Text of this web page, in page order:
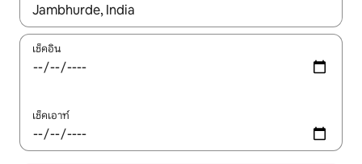
ใช้ลูกศรขึ้นลง หรือใช้การสัมผัสหรือปัด เพื่อสำรวจผลการค้นหา
เช็คอิน
เช็คเอาท์